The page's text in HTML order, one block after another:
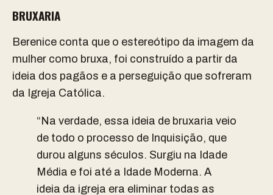
BRUXARIA
Berenice conta que o estereótipo da imagem da
mulher como bruxa, foi construído a partir da
ideia dos pagãos e a perseguição que sofreram
da Igreja Católica.
“Na verdade, essa ideia de bruxaria veio
de todo o processo de Inquisição, que
durou alguns séculos. Surgiu na Idade
Média e foi até a Idade Moderna. A
ideia da igreja era eliminar todas as